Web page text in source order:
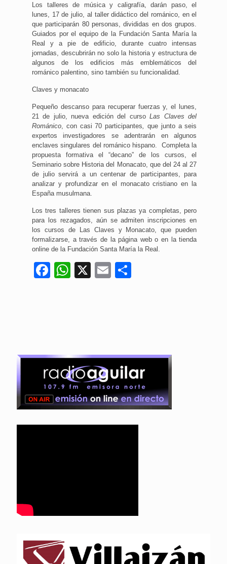
Los talleres de música y caligrafía, darán paso, el
lunes, 17 de julio, al taller didáctico del románico, en el
que participarán 80 personas, divididas en dos grupos.
Guiados por el equipo de la Fundación Santa María la
Real y a pie de edificio, durante cuatro intensas
jornadas, descubrirán no solo la historia y estructura de
algunos de los edificios más emblemáticos del
románico palentino, sino también su funcionalidad.
Claves y monacato
Pequeño descanso para recuperar fuerzas y, el lunes,
21 de julio, nueva edición del cursoLas Claves del
Románico , con casi 70 participantes
que junto a seis
expertos investigadores se adentrarán en algunos
enclaves singulares del románico hispano. Completa la
propuesta formativa el “decano” de los cursos, el
Seminario sobre Historia del Monacato, que del 24 al 27
de julio servirá a un centenar de participantes, para
analizar y profundizar en el monacato cristiano en la
España musulmana.
Los tres talleres tienen sus plazas ya completas, pero
para los rezagados, aún se admiten inscripciones en
los cursos de Las Claves y Monacato, que pueden
formalizarse, a través de la página web o en la tienda
online de la Fundación Santa María la Real.
Facebook
WhatsApp
X Email